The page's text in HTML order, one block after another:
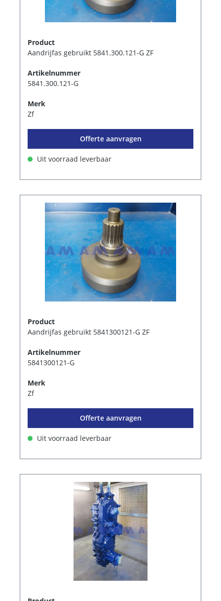
Product
Aandrijfas gebruikt 5841.300.121-G ZF
Artikelnummer
5841.300.121-G
Merk
Zf
Offerte aanvragen
Uit voorraad leverbaar
Product
Aandrijfas gebruikt 5841300121-G ZF
Artikelnummer
5841300121-G
Merk
Zf
Offerte aanvragen
Uit voorraad leverbaar